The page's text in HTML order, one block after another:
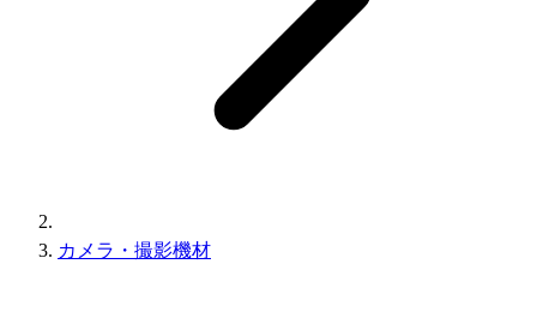
カメラ・撮影機材